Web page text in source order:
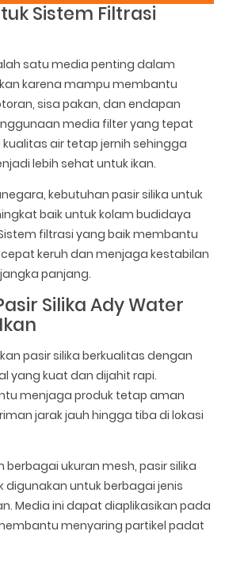
Sistem Filtrasi
satu media penting dalam
karena mampu membantu
sisa pakan, dan endapan
media filter yang tepat
air tetap jernih sehingga
lebih sehat untuk ikan.
kebutuhan pasir silika untuk
baik untuk kolam budidaya
filtrasi yang baik membantu
keruh dan menjaga kestabilan
panjang.
Silika Ady Water
pasir silika berkualitas dengan
yang kuat dan dijahit rapi.
menjaga produk tetap aman
jarak jauh hingga tiba di lokasi
berbagai ukuran mesh, pasir silika
digunakan untuk berbagai jenis
Media ini dapat diaplikasikan pada
menyaring partikel padat